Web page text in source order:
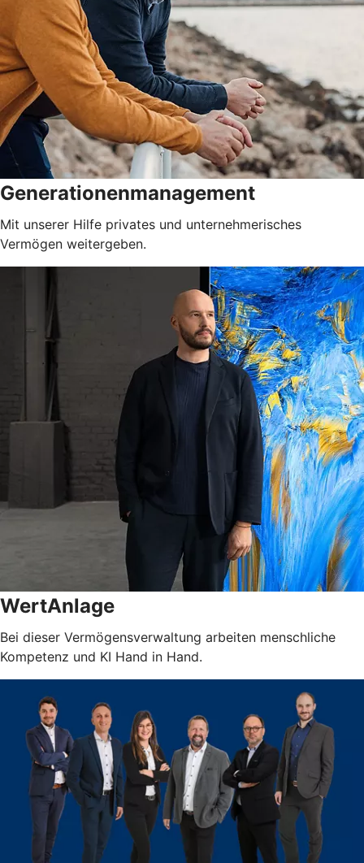
Generationenmanagement
Mit unserer Hilfe privates und unternehmerisches
Vermögen weitergeben.
WertAnlage
Bei dieser Vermögensverwaltung arbeiten menschliche
Kompetenz und KI Hand in Hand.